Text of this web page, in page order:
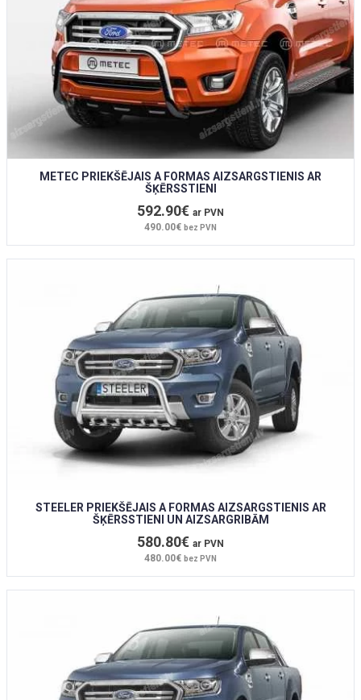
METEC PRIEKŠĒJAIS A FORMAS AIZSARGSTIENIS AR
ŠĶĒRSSTIENI
592.90€ ar PVN
490.00€ bez PVN
STEELER PRIEKŠĒJAIS A FORMAS AIZSARGSTIENIS AR
ŠĶĒRSSTIENI UN AIZSARGRIBĀM
580.80€ ar PVN
480.00€ bez PVN